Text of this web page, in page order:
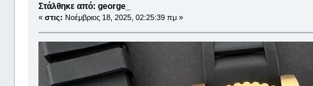
Στάλθηκε από: george_
« στις: Νοέμβριος 18, 2025, 02:25:39 πμ »